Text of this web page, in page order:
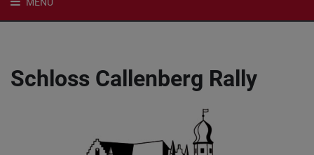
Schloss Callenberg Rally